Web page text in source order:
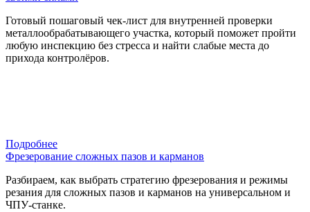
Готовый пошаговый чек-лист для внутренней проверки
металлообрабатывающего участка, который поможет пройти
любую инспекцию без стресса и найти слабые места до
прихода контролёров.
Подробнее
Фрезерование сложных пазов и карманов
Разбираем, как выбрать стратегию фрезерования и режимы
резания для сложных пазов и карманов на универсальном и
ЧПУ-станке.